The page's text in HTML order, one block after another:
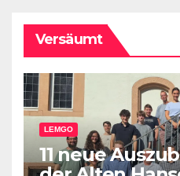
Versäumt
LEMGO
11 neue